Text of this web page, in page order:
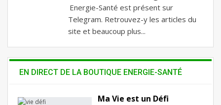
Energie-Santé est présent sur
Telegram. Retrouvez-y les articles du
site et beaucoup plus...
EN DIRECT DE LA BOUTIQUE ENERGIE-SANTÉ
Ma Vie est un Défi